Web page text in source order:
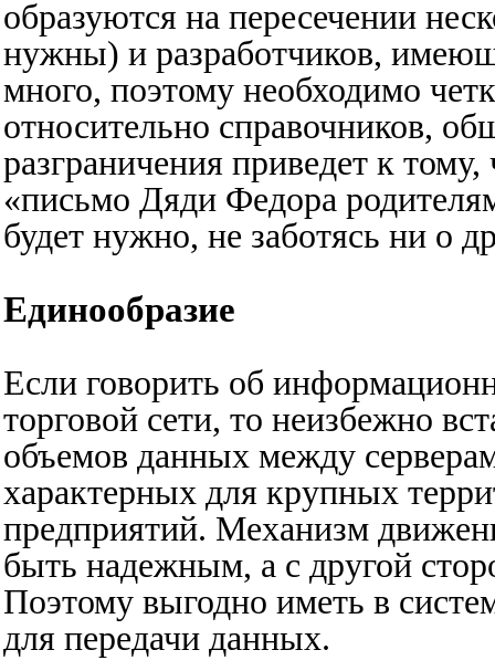
образуются на пересечении
нужны) и разработчиков,
много, поэтому необходимо
относительно справочников,
разграничения приведет к
«письмо Дяди Федора
будет нужно, не заботясь ни о
Единообразие
Если говорить об
торговой сети, то неизбежно
объемов данных между
характерных для крупных
предприятий. Механизм
быть надежным, а с другой
Поэтому выгодно иметь в
для передачи данных.